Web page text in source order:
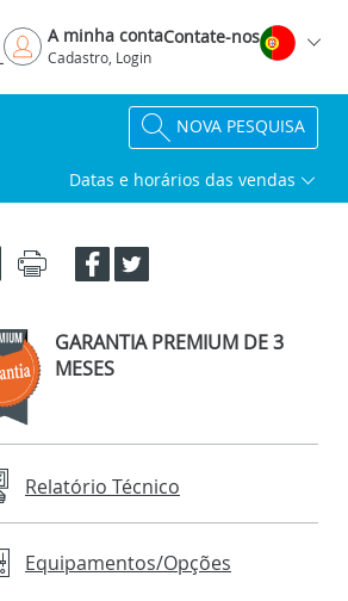
A minha conta
Cadastro, Login
Contate-nos
NOVA PESQUISA
Datas e horários das vendas
GARANTIA PREMIUM DE 3
MESES
Relatório Técnico
Equipamentos/Opções